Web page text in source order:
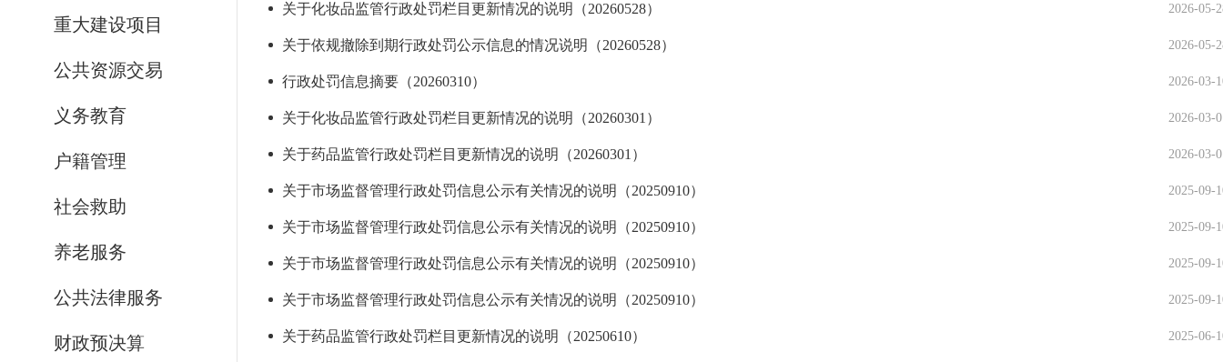
重大建设项目
公共资源交易
义务教育
户籍管理
社会救助
养老服务
公共法律服务
财政预决算
关于化妆品监管行政处罚栏目更新情况的说明（20260528） 2026-05-
关于依规撤除到期行政处罚公示信息的情况说明（20260528） 2026-05-
行政处罚信息摘要（20260310） 2026-03-
关于化妆品监管行政处罚栏目更新情况的说明（20260301） 2026-03-
关于药品监管行政处罚栏目更新情况的说明（20260301） 2026-03-
关于市场监督管理行政处罚信息公示有关情况的说明（20250910） 2025-09-
关于市场监督管理行政处罚信息公示有关情况的说明（20250910） 2025-09-
关于市场监督管理行政处罚信息公示有关情况的说明（20250910） 2025-09-
关于市场监督管理行政处罚信息公示有关情况的说明（20250910） 2025-09-
关于药品监管行政处罚栏目更新情况的说明（20250610） 2025-06-